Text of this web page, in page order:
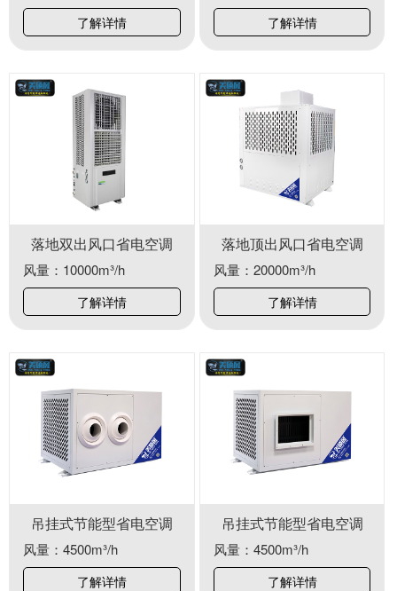
了解详情 了解详情
落地双出风口省电空调
风量：10000m³/h
了解详情
落地顶出风口省电空调
风量：20000m³/h
了解详情
吊挂式节能型省电空调
风量：4500m³/h
了解详情
吊挂式节能型省电空调
风量：4500m³/h
了解详情